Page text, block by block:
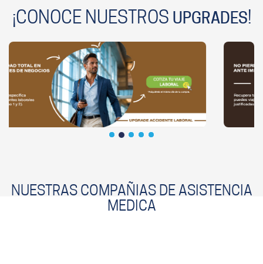
¡CONOCE NUESTROS UPGRADES!
NUESTRAS COMPAÑIAS DE ASISTENCIA
MEDICA